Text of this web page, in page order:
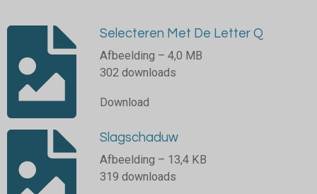
Selecteren Met De Letter Q
Afbeelding – 4,0 MB
302 downloads
Download
Slagschaduw
Afbeelding – 13,4 KB
319 downloads